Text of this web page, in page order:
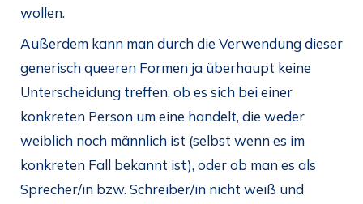
wollen.
Außerdem kann man durch die Verwendung dieser
generisch queeren Formen ja überhaupt keine
Unterscheidung treffen, ob es sich bei einer
konkreten Person um eine handelt, die weder
weiblich noch männlich ist (selbst wenn es im
konkreten Fall bekannt ist), oder ob man es als
Sprecher/in bzw. Schreiber/in nicht weiß und